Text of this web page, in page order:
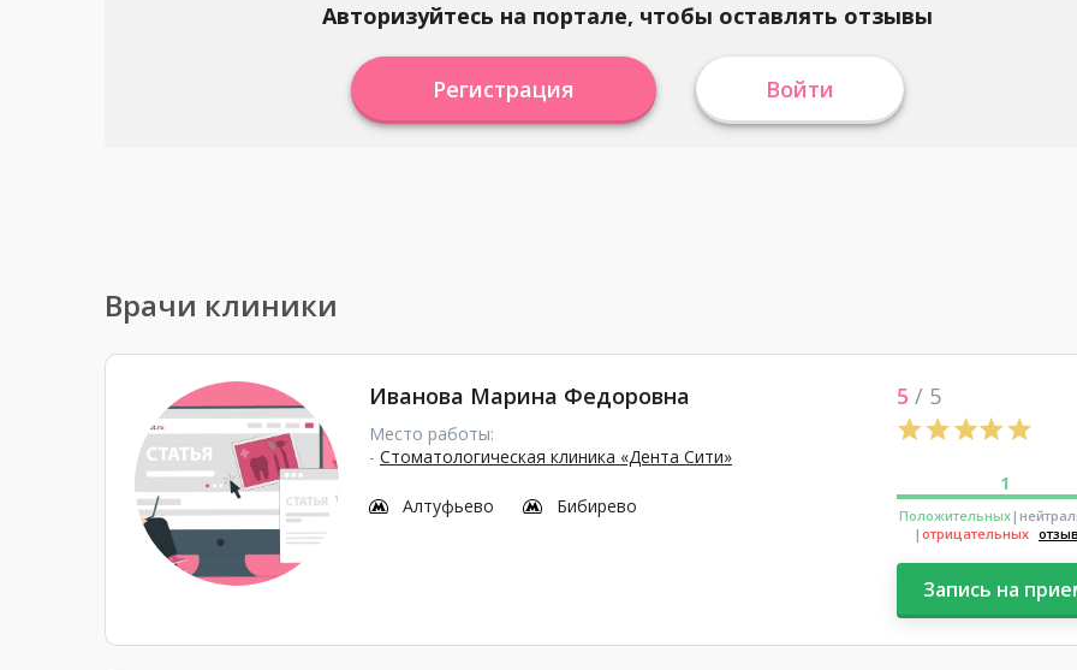
Авторизуйтесь на портале, чтобы оставлять отзывы
Регистрация Войти
Врачи клиники
Иванова Марина Федоровна
Место работы:
- Стоматологическая клиника «Дента Сити»
Алтуфьево Бибирево
5 / 5
1
Положительных
| отрицательных
Запись на